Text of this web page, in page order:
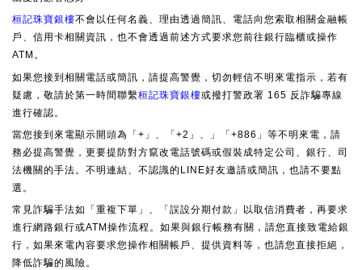
桓記珠寶銀樓不會以任何名義、理由透過簡訊、電話向您索取相關金融帳
戶、信用卡相關資訊，也不會透過前述方式要求您前往銀行臨櫃或操作
ATM。
如果您接到相關電話或簡訊，請提高警覺，切勿輕信不明來電指示，若有
疑慮，敬請於第一時間聯繫桓記珠寶銀樓或撥打警政署 165 反詐騙專線
進行確認。
當您接到來電顯示開頭為「+」、「+2」、」「+886」等不明來電，請
務必提高警覺，更要提防對方竄改電話號碼或假裝成特定公司、銀行、司
法機關的手法。不明連結、不認識的LINE好友邀請或簡訊，也請不要點
選。
常見詐騙手法如「重複下單」、「誤設分期付款」以取信消費者，再要求
進行網路銀行或ATM操作流程。如果與銀行帳務有關，請您直接致電給銀
行，如果來電內容要求您操作相關帳戶、提供資料等，也請您直接拒絕，
降低詐騙的風險。